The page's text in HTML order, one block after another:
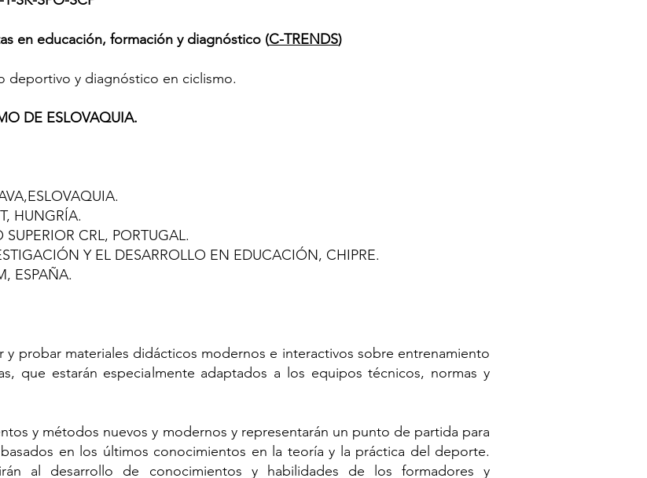
en educación, formación y diagnóstico (C-TRENDS)
deportivo y diagnóstico en ciclismo.
DE ESLOVAQUIA.
HUNGRÍA.
CRL, PORTUGAL.
Y EL DESARROLLO EN EDUCACIÓN, CHIPRE.
ESPAÑA.
y probar materiales didácticos modernos e interactivos sobre entrenamiento
que estarán especialmente adaptados a los equipos técnicos, normas y
y métodos nuevos y modernos y representarán un punto de partida para
​​en los últimos conocimientos en la teoría y la práctica del deporte.
al desarrollo de conocimientos y habilidades de los formadores y